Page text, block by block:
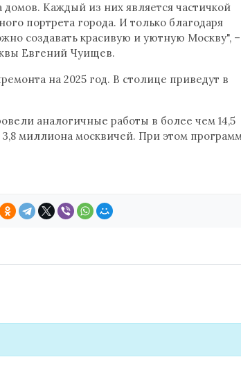
домов. Каждый из них является частичкой
портрета города. И только благодаря
создавать красивую и уютную Москву", –
Евгений Чуищев.
на 2025 год. В столице приведут в
аналогичные работы в более чем 14,5
миллиона москвичей. При этом